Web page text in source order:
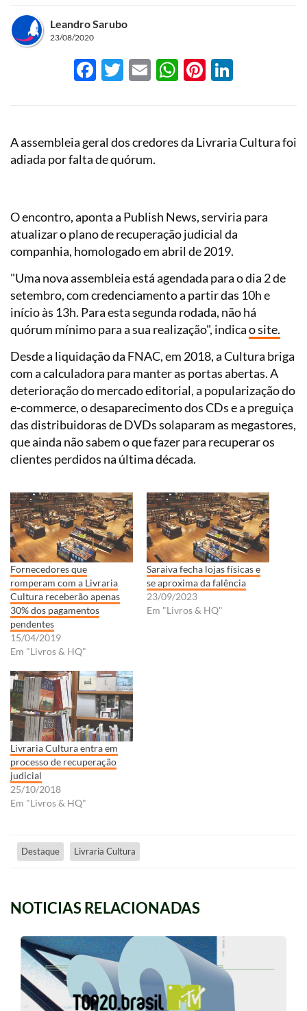
Leandro Sarubo
23/08/2020
Facebook
Twitter
EmailWhatsApp
Pinterest
A assembleia geral dos credores da Livraria Cultura foi
adiada por falta de quórum.
O encontro, aponta a Publish News, serviria para
atualizar o plano de recuperação judicial da
companhia, homologado em abril de 2019.
"Uma nova assembleia está agendada para o dia 2 de
setembro, com credenciamento a partir das 10h e
início às 13h. Para esta segunda rodada, não há
quórum mínimo para a sua realização", indicao site.
Desde a liquidação da FNAC, em 2018, a Cultura briga
com a calculadora para manter as portas abertas. A
deterioração do mercado editorial, a popularização do
e-commerce, o desaparecimento dos CDs e a preguiça
das distribuidoras de DVDs solaparam as megastores,
que ainda não sabem o que fazer para recuperar os
clientes perdidos na última década.
Fornecedores que
romperam com a Livraria
Cultura receberão apenas
30% dos pagamentos
pendentes
15/04/2019
Em "Livros & HQ"
Saraiva fecha lojas físicas e
se aproxima da falência
23/09/2023
Em "Livros & HQ"
Livraria Cultura entra em
processo de recuperação
judicial
25/10/2018
Em "Livros & HQ"
Destaque Livraria Cultura
NOTICIAS RELACIONADAS